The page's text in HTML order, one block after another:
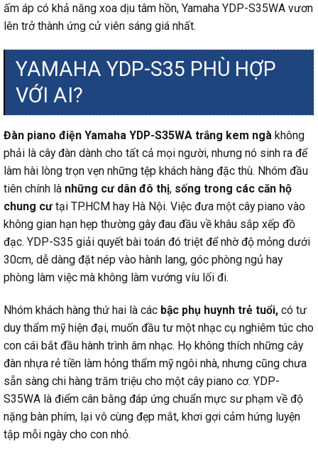
ấm áp có khả năng xoa dịu tâm hồn, Yamaha YDP-S35WA vươn
lên trở thành ứng cử viên sáng giá nhất.
YAMAHA YDP-S35 PHÙ HỢP
VỚI AI?
Đàn piano điện Yamaha YDP-S35WA trắng kem ngà không
phải là cây đàn dành cho tất cả mọi người, nhưng nó sinh ra để
làm hài lòng trọn vẹn những tệp khách hàng đặc thù. Nhóm đầu
tiên chính là những cư dân đô thị, sống trong các căn hộ
chung cưtại TP.HCM hay Hà Nội. Việc đưa một cây piano vào
không gian hạn hẹp thường gây đau đầu về khâu sắp xếp đồ
đạc. YDP-S35 giải quyết bài toán đó triệt để nhờ độ mỏng dưới
30cm, dễ dàng đặt nép vào hành lang, góc phòng ngủ hay
phòng làm việc mà không làm vướng víu lối đi.
Nhóm khách hàng thứ hai là các bậc phụ huynh trẻ tuổi, có tư
duy thẩm mỹ hiện đại, muốn đầu tư một nhạc cụ nghiêm túc cho
con cái bắt đầu hành trình âm nhạc. Họ không thích những cây
đàn nhựa rẻ tiền làm hỏng thẩm mỹ ngôi nhà, nhưng cũng chưa
sẵn sàng chi hàng trăm triệu cho một cây piano cơ. YDP-
S35WA là điểm cân bằng đáp ứng chuẩn mực sư phạm về độ
nặng bàn phím, lại vô cùng đẹp mắt, khơi gợi cảm hứng luyện
tập mỗi ngày cho con nhỏ.